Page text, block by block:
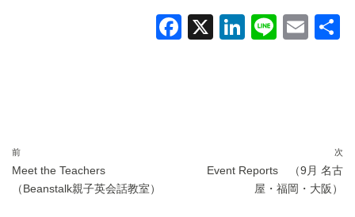
F
X Li Li
E
前
Meet the Teachers
（Beanstalk親子英会話教室）
次
Event Reports （9月 名古
屋・福岡・大阪）